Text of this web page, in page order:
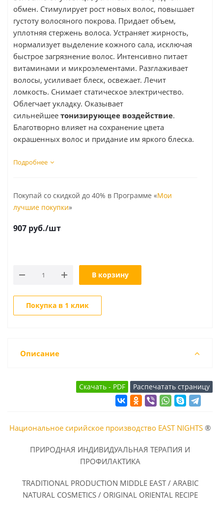
обмен. Стимулирует рост новых волос, повышает
густоту волосяного покрова. Придает объем,
уплотняя стержень волоса. Устраняет жирность,
нормализует выделение кожного сала, исключая
быстрое загрязнение волос. Интенсивно питает
витаминами и микроэлементами. Разглаживает
волосы, усиливает блеск, освежает. Лечит
ломкость. Снимает статическое электричество.
Облегчает укладку. Оказывает
сильнейшее тонизирующее воздействие.
Благотворно влияет на сохранение цвета
окрашенных волос и придание им яркого блеска.
Подробнее
Покупай со скидкой до 40% в Программе «Мои
лучшие покупки»
907 руб./шт
В корзину
Покупка в 1 клик
Описание
Национальное сирийское производство EAST NIGHTS ®
ПРИРОДНАЯ ИНДИВИДУАЛЬНАЯ ТЕРАПИЯ И
ПРОФИЛАКТИКА
TRADITIONAL PRODUCTION MIDDLE EAST / ARABIC
NATURAL COSMETICS / ORIGINAL ORIENTAL RECIPE